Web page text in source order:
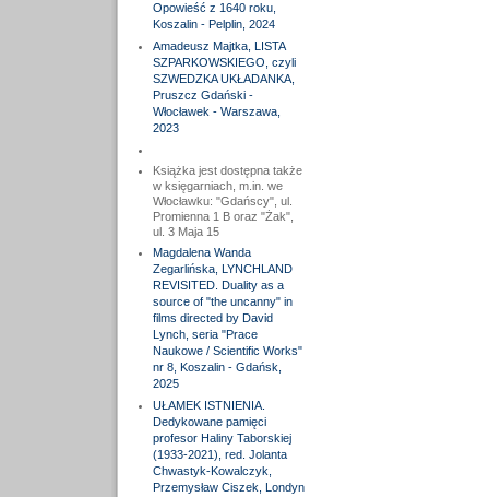
Opowieść z 1640 roku,
Koszalin - Pelplin, 2024
Amadeusz Majtka, LISTA
SZPARKOWSKIEGO, czyli
SZWEDZKA UKŁADANKA,
Pruszcz Gdański -
Włocławek - Warszawa,
2023
Książka jest dostępna także
w księgarniach, m.in. we
Włocławku: "Gdańscy", ul.
Promienna 1 B oraz "Żak",
ul. 3 Maja 15
Magdalena Wanda
Zegarlińska, LYNCHLAND
REVISITED. Duality as a
source of "the uncanny" in
films directed by David
Lynch, seria "Prace
Naukowe / Scientific Works"
nr 8, Koszalin - Gdańsk,
2025
UŁAMEK ISTNIENIA.
Dedykowane pamięci
profesor Haliny Taborskiej
(1933-2021), red. Jolanta
Chwastyk-Kowalczyk,
Przemysław Ciszek, Londyn